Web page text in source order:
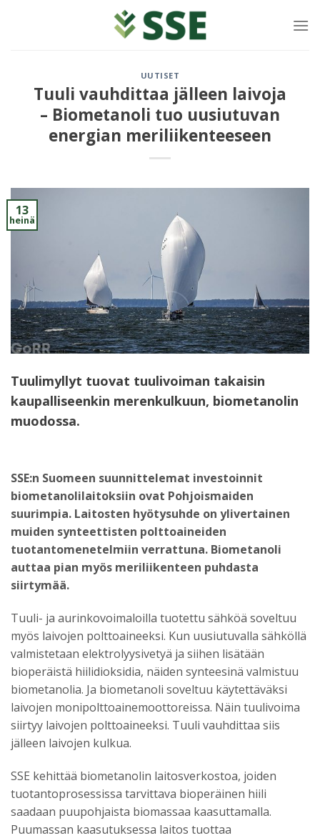
UUTISET
Tuuli vauhdittaa jälleen laivoja
– Biometanoli tuo uusiutuvan
energian meriliikenteeseen
13
heinä
Tuulimyllyt tuovat tuulivoiman takaisin
kaupalliseenkin merenkulkuun, biometanolin
muodossa.
SSE:n Suomeen suunnittelemat investoinnit
biometanolilaitoksiin ovat Pohjoismaiden
suurimpia. Laitosten hyötysuhde on ylivertainen
muiden synteettisten polttoaineiden
tuotantomenetelmiin verrattuna. Biometanoli
auttaa pian myös meriliikenteen puhdasta
siirtymää.
Tuuli- ja aurinkovoimaloilla tuotettu sähköä soveltuu
myös laivojen polttoaineeksi. Kun uusiutuvalla sähköllä
valmistetaan elektrolyysivetyä ja siihen lisätään
bioperäistä hiilidioksidia, näiden synteesinä valmistuu
biometanolia. Ja biometanoli soveltuu käytettäväksi
laivojen monipolttoainemoottoreissa. Näin tuulivoima
siirtyy laivojen polttoaineeksi. Tuuli vauhdittaa siis
jälleen laivojen kulkua.
SSE kehittää biometanolin laitosverkostoa, joiden
tuotantoprosessissa tarvittava bioperäinen hiili
saadaan puupohjaista biomassaa kaasuttamalla.
Puumassan kaasutuksessa laitos tuottaa